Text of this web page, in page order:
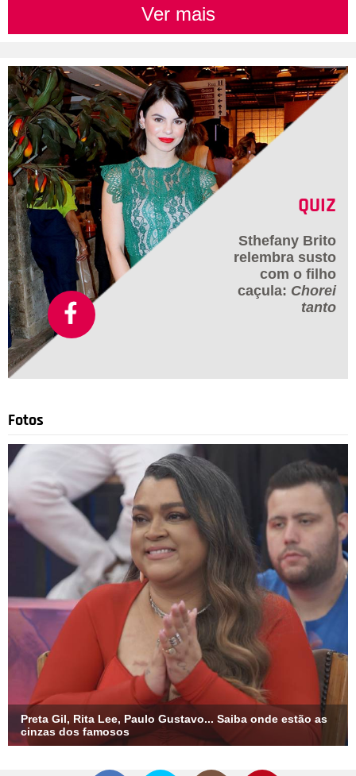
Ver mais
QUIZ
Sthefany Brito
relembra susto
com o filho
caçula: Chorei
tanto
Fotos
Preta Gil, Rita Lee, Paulo Gustavo... Saiba onde estão as
cinzas dos famosos